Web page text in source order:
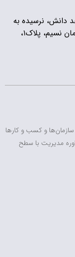
دانش، نرسیده به
سفارت چین و آوا سنتر، کوچه‌ی نسیم، ساختمان نسیم، پلاک۱،
و کسب و کارها
مدیریت با سطح